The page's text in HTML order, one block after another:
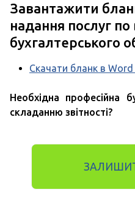
Завантажити
надання послуг
бухгалтерського
Скачати бланк в
Необхідна професійна
складанню звітності?